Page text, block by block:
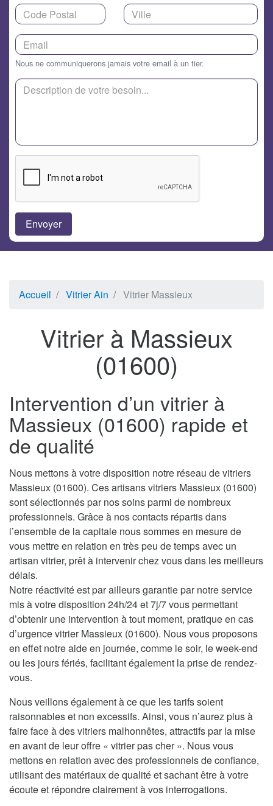
Nous ne communiquerons jamais votre email à un tier.
Accueil Vitrier Ain Vitrier Massieux
Vitrier à Massieux
(01600)
Intervention d’un vitrier à
Massieux (01600) rapide et
de qualité
Nous mettons à votre disposition notre réseau de vitriers
Massieux (01600). Ces artisans vitriers Massieux (01600)
sont sélectionnés par nos soins parmi de nombreux
professionnels. Grâce à nos contacts répartis dans
l’ensemble de la capitale nous sommes en mesure de
vous mettre en relation en très peu de temps avec un
artisan vitrier, prêt à intervenir chez vous dans les meilleurs
délais.
Notre réactivité est par ailleurs garantie par notre service
mis à votre disposition 24h/24 et 7j/7 vous permettant
d’obtenir une intervention à tout moment, pratique en cas
d’urgence vitrier Massieux (01600). Nous vous proposons
en effet notre aide en journée, comme le soir, le week-end
ou les jours fériés, facilitant également la prise de rendez-
vous.
Nous veillons également à ce que les tarifs soient
raisonnables et non excessifs. Ainsi, vous n’aurez plus à
faire face à des vitriers malhonnêtes, attractifs par la mise
en avant de leur offre « vitrier pas cher ». Nous vous
mettons en relation avec des professionnels de confiance,
utilisant des matériaux de qualité et sachant être à votre
écoute et répondre clairement à vos interrogations.